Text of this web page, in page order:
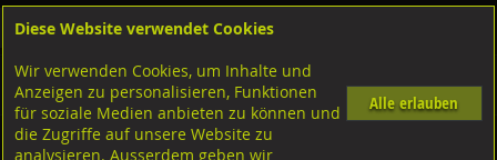
Shop Schrauben Gewindestangen-Stifte-Federnde Druckstücke
4.6 Stahl verzinkt
Diese Website verwendet Cookies
Wir verwenden Cookies, um Inhalte und
Anzeigen zu personalisieren, Funktionen
für soziale Medien anbieten zu können und
die Zugriffe auf unsere Website zu
analysieren. Ausserdem geben wir
Alle erlauben